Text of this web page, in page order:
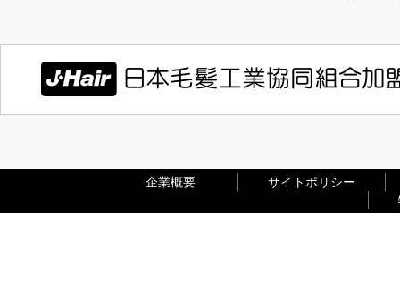
企業概要
サイトポリシー